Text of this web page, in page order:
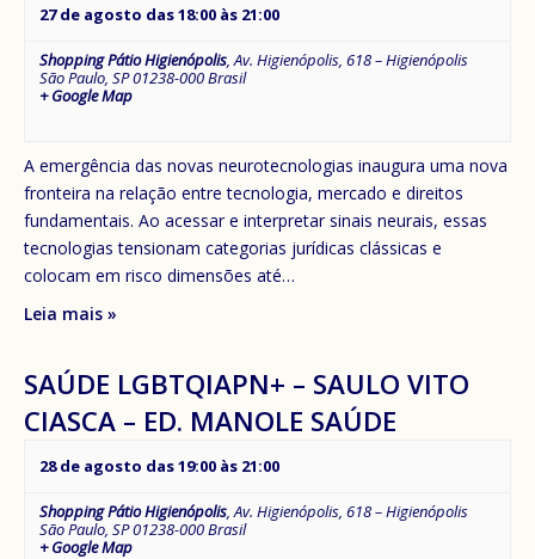
27 de agosto das 18:00 às 21:00
Shopping Pátio Higienópolis,Av. Higienópolis, 618 – Higienópolis
São Paulo, SP01238-000Brasil
+ Google Map
A emergência das novas neurotecnologias inaugura uma nova
fronteira na relação entre tecnologia, mercado e direitos
fundamentais. Ao acessar e interpretar sinais neurais, essas
tecnologias tensionam categorias jurídicas clássicas e
colocam em risco dimensões até…
Leia mais »
SAÚDE LGBTQIAPN+ – SAULO VITO
CIASCA – ED. MANOLE SAÚDE
28 de agosto das 19:00 às 21:00
Shopping Pátio Higienópolis,Av. Higienópolis, 618 – Higienópolis
São Paulo, SP01238-000Brasil
+ Google Map